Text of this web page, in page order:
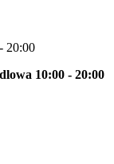
20:00
10:00 - 20:00